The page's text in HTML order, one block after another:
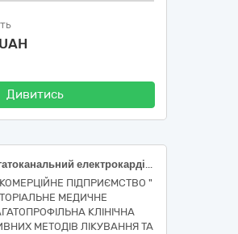
Дивитись
Професійний багатоканальний електрокардіограф
ПІДПРИЄМСТВО "
МЕДИЧНЕ
КЛІНІЧНА
МЕТОДІВ ЛІКУВАННЯ ТА